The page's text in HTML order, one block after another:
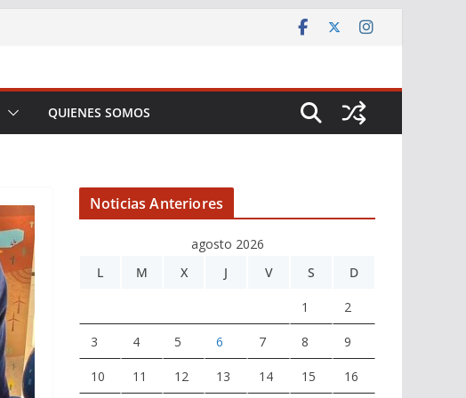
QUIENES SOMOS
Noticias Anteriores
agosto 2026
L
M X J V S D
1 2
3 4 5 6 7 8 9
10 11 12 13 14 15 16